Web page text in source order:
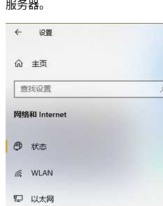
服务器。